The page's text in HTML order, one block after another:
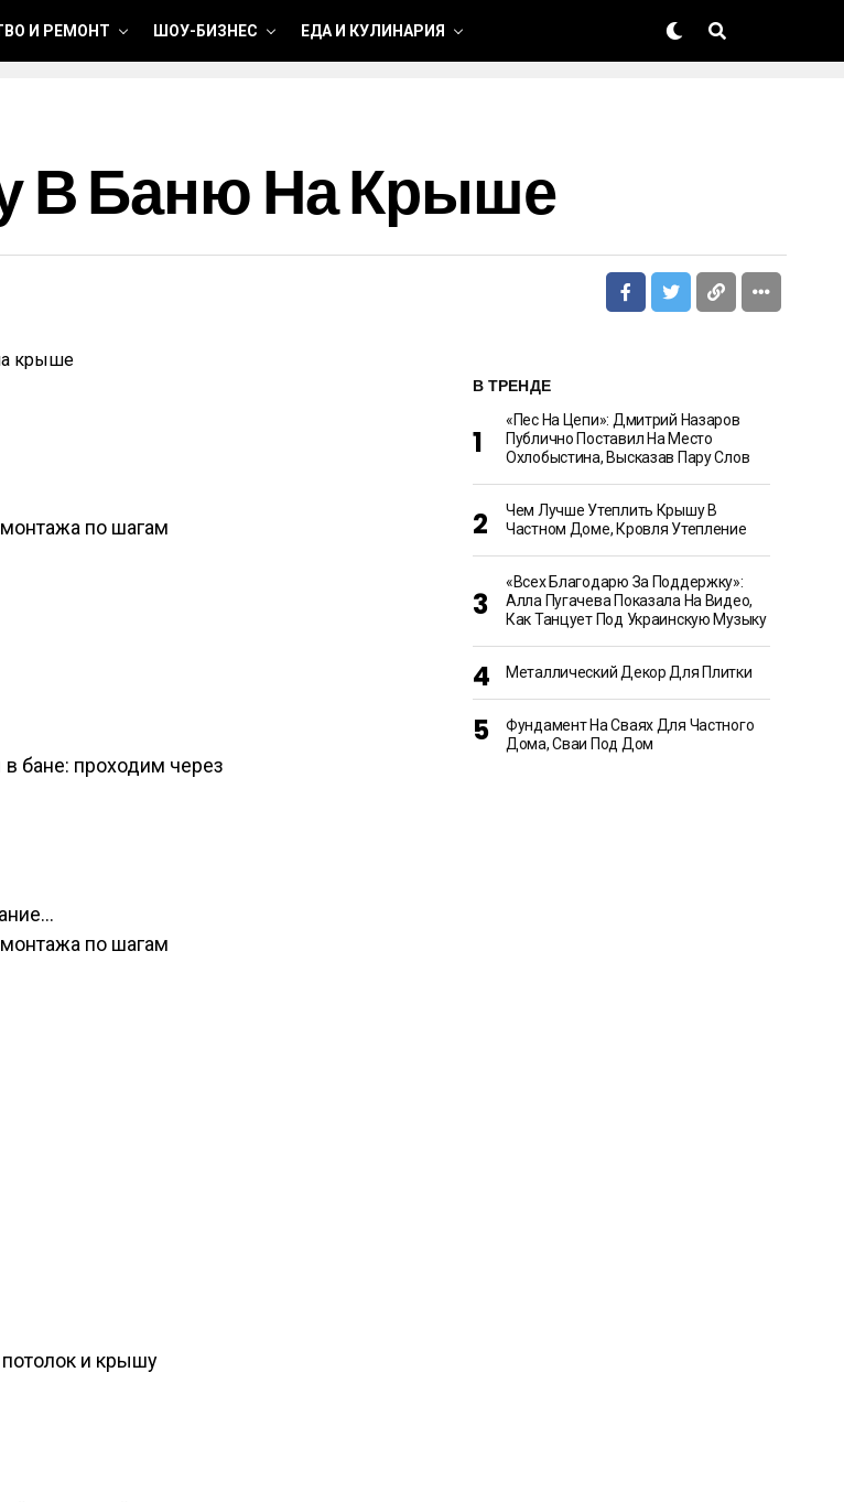
И РЕМОНТ ШОУ-БИЗНЕС ЕДА И КУЛИНАРИЯ
В Баню На Крыше
монтажа по шагам
бане: проходим через
монтажа по шагам
потолок и крышу
В ТРЕНДЕ
«Пес На Цепи»: Дмитрий Назаров
Публично Поставил На Место
Охлобыстина, Высказав Пару Слов
Чем Лучше Утеплить Крышу В
Частном Доме, Кровля Утепление
«Всех Благодарю За Поддержку»:
Алла Пугачева Показала На Видео,
Как Танцует Под Украинскую Музыку
Металлический Декор Для Плитки
Фундамент На Сваях Для Частного
Дома, Сваи Под Дом